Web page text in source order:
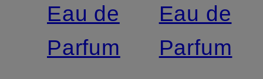
Eau de
Parfum
Eau de
Parfum